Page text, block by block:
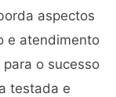
aspectos
e atendimento
o sucesso
testada e